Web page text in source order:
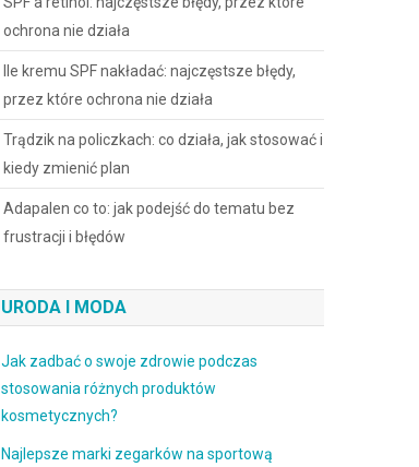
ochrona nie działa
Ile kremu SPF nakładać: najczęstsze błędy,
przez które ochrona nie działa
Trądzik na policzkach: co działa, jak stosować i
kiedy zmienić plan
Adapalen co to: jak podejść do tematu bez
frustracji i błędów
URODA I MODA
Jak zadbać o swoje zdrowie podczas
stosowania różnych produktów
kosmetycznych?
Najlepsze marki zegarków na sportową